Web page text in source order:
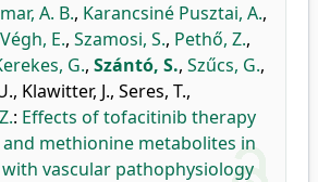
A. B., Karancsiné Pusztai, A.,
Végh, E., Szamosi, S., Pethő, Z.,
G., Szántó, S., Szűcs, G.,
, Klawitter, J., Seres, T.,
: Effects of tofacitinib therapy
methionine metabolites in
vascular pathophysiology